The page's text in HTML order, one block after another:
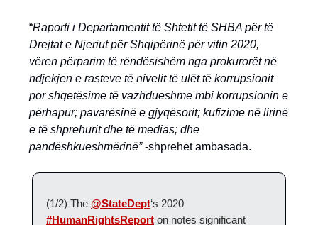
“Raporti i Departamentit të Shtetit të SHBA për të
Drejtat e Njeriut për Shqipërinë për vitin 2020,
vëren përparim të rëndësishëm nga prokurorët në
ndjekjen e rasteve të nivelit të ulët të korrupsionit
por shqetësime të vazhdueshme mbi korrupsionin e
përhapur; pavarësinë e gjyqësorit; kufizime në lirinë
e të shprehurit dhe të medias; dhe
pandëshkueshmërinë”-shprehet ambasada.
(1/2) The @StateDept‘s 2020
#HumanRightsReport on notes significant